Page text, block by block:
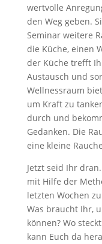
wertvolle
den Weg geben.
Seminar weitere
die Küche, einen
der Küche trefft
Austausch und
Wellnessraum
um Kraft zu
durch und
Gedanken. Die
eine kleine
Jetzt seid Ihr
mit Hilfe der
letzten Wochen
Was braucht Ihr,
können? Wo
kann Euch da